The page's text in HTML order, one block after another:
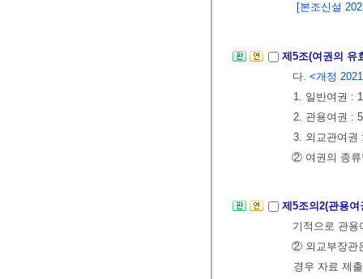
[본조신설
제5조(여권의 유
다. <개정
1. 일반여권 :
2. 관용여권 :
3. 외교관여권
② 여권의 종류
제5조의2(관용
기적으로 관
② 외교부장관
경우 자료 제